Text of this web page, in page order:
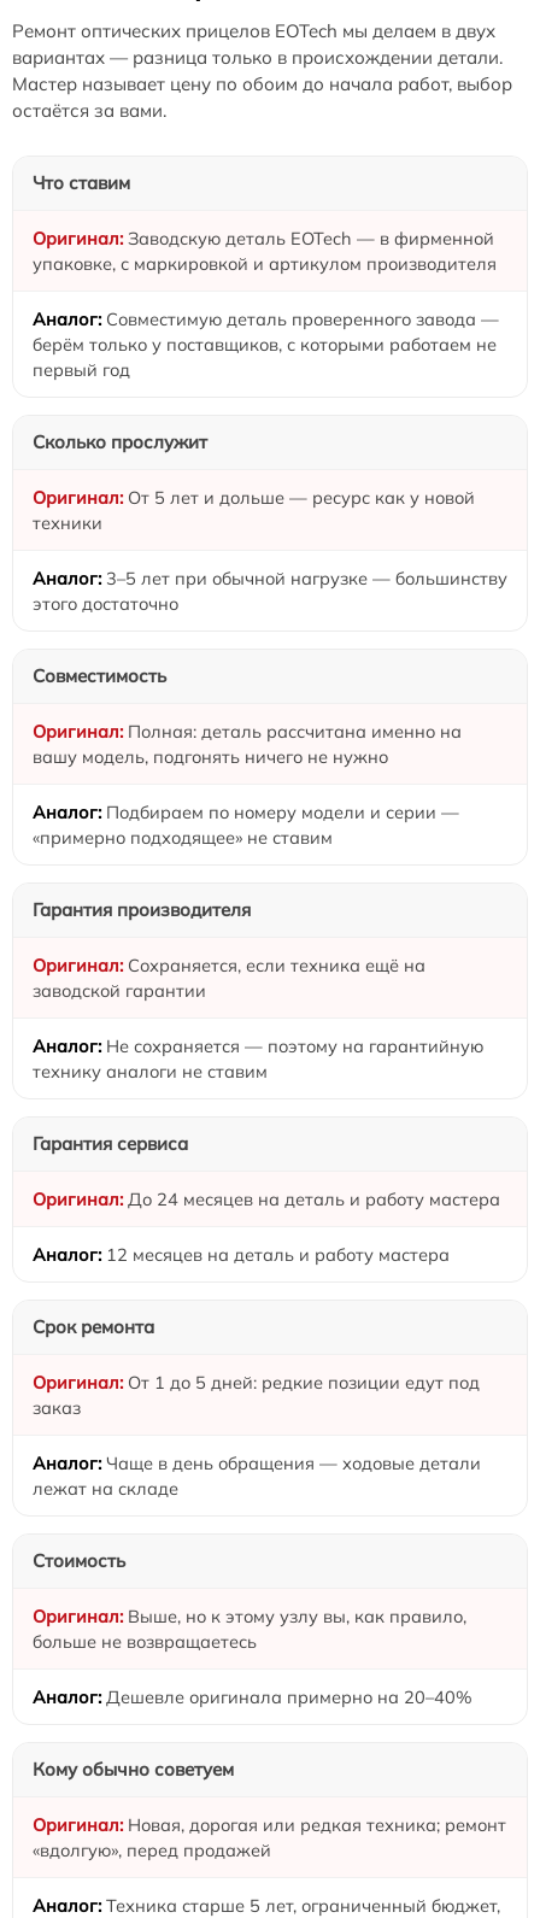
Ремонт оптических прицелов EOTech мы делаем в двух
вариантах — разница только в происхождении детали.
Мастер называет цену по обоим до начала работ, выбор
остаётся за вами.
Что ставим
Заводскую деталь EOTech — в фирменной
упаковке, с маркировкой и артикулом производителя
Совместимую деталь проверенного завода —
берём только у поставщиков, с которыми работаем не
первый год
Сколько прослужит
От 5 лет и дольше — ресурс как у новой
техники
3–5 лет при обычной нагрузке — большинству
этого достаточно
Совместимость
Полная: деталь рассчитана именно на
вашу модель, подгонять ничего не нужно
Подбираем по номеру модели и серии —
«примерно подходящее» не ставим
Гарантия производителя
Сохраняется, если техника ещё на
заводской гарантии
Не сохраняется — поэтому на гарантийную
технику аналоги не ставим
Гарантия сервиса
До 24 месяцев на деталь и работу мастера
12 месяцев на деталь и работу мастера
Срок ремонта
От 1 до 5 дней: редкие позиции едут под
заказ
Чаще в день обращения — ходовые детали
лежат на складе
Стоимость
Выше, но к этому узлу вы, как правило,
больше не возвращаетесь
Дешевле оригинала примерно на 20–40%
Кому обычно советуем
Новая, дорогая или редкая техника; ремонт
«вдолгую», перед продажей
Техника старше 5 лет, ограниченный бюджет,